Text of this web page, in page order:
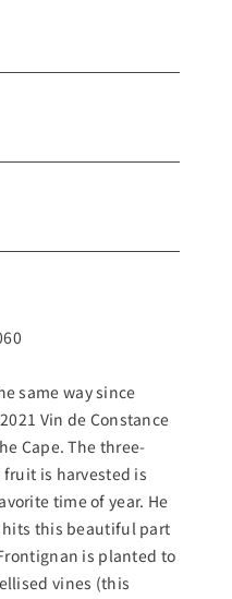
same way since
Vin de Constance
Cape. The three-
is harvested is
time of year. He
hits this beautiful part
is planted to
vines (this